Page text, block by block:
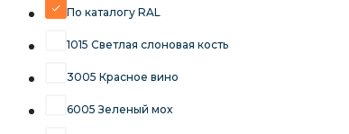
По каталогу RAL
1015 Светлая слоновая кость
3005 Красное вино
6005 Зеленый мох